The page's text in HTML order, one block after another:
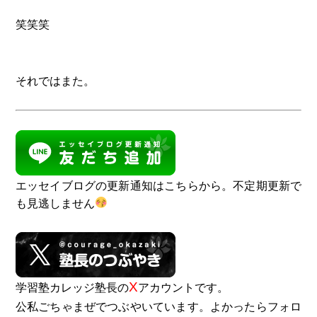
笑笑笑
それではまた。
エッセイブログの更新通知はこちらから。不定期更新で
も見逃しません
学習塾カレッジ塾長のXアカウントです。
公私ごちゃまぜでつぶやいています。よかったらフォロ